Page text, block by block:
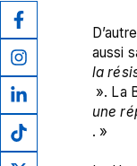
aussi
la
». La
une
. »